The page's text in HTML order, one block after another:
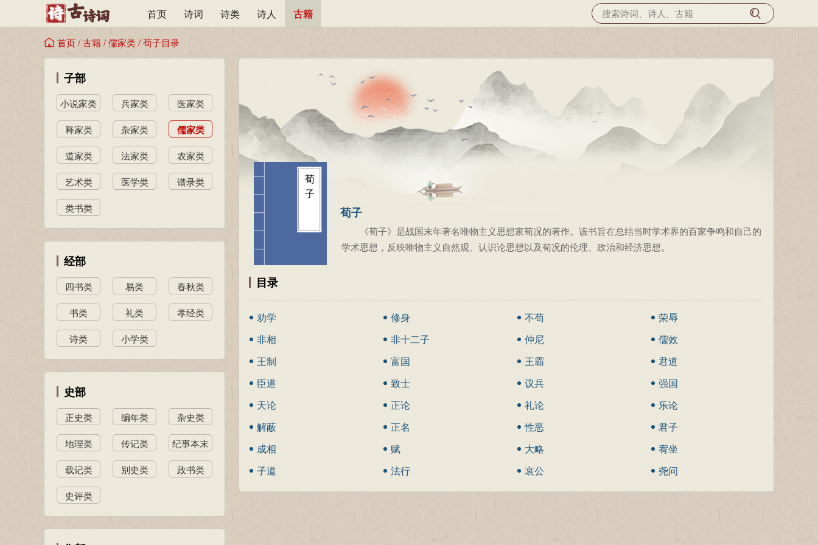
首页 诗词 诗类 诗人 古籍
首页/古籍/儒家类/荀子目录
荀
子
荀子
《荀子》是战国末年著名唯物主义思想家荀况的著作。该书旨在总结当时学术界的百家争鸣和自己的
学术思想，反映唯物主义自然观、认识论思想以及荀况的伦理、政治和经济思想。
目录
劝学 修身 不苟
荣辱
非相
非十二子 仲尼
儒效
王制
富国 王霸
君道
臣道
致士 议兵
强国
天论
正论 礼论
乐论
解蔽
正名 性恶
君子
成相
赋 大略
宥坐
子道
法行 哀公 尧问
子部
小说家类 兵家类 医家类
释家类 杂家类 儒家类
道家类 法家类 农家类
艺术类 医学类 谱录类
类书类
经部
四书类 易类 春秋类
书类 礼类 孝经类
诗类 小学类
史部
正史类 编年类 杂史类
地理类 传记类
纪事本末
类
载记类 别史类 政书类
史评类